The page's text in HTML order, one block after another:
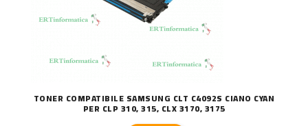
TONER COMPATIBILE SAMSUNG CLT C4092S CIANO CYAN
PER CLP 310, 315, CLX 3170, 3175